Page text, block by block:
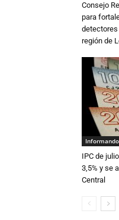
Consejo
para
detectores
región de
IPC de
3,5% y se
Central